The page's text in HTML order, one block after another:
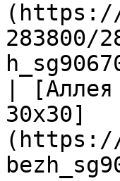
(https://
283800/
| [Аллея
30х30]
(https://